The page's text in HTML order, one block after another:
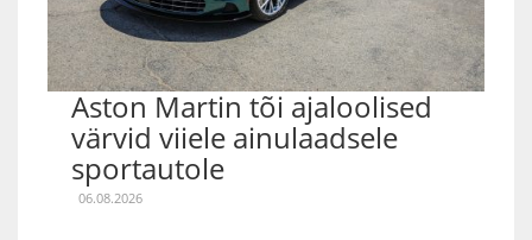
Aston Martin tõi ajaloolised
värvid viiele ainulaadsele
sportautole
06.08.2026